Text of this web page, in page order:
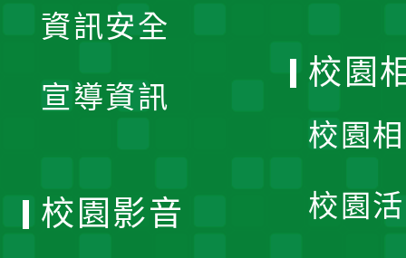
資訊安全
宣導資訊
校園
校園
校園
校園影音